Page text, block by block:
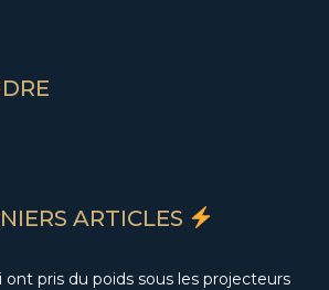
ARTICLES
ont pris du poids sous les projecteurs